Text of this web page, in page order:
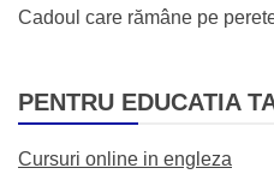
Cadoul care rămâne pe
PENTRU EDUCATIA
Cursuri online in engleza